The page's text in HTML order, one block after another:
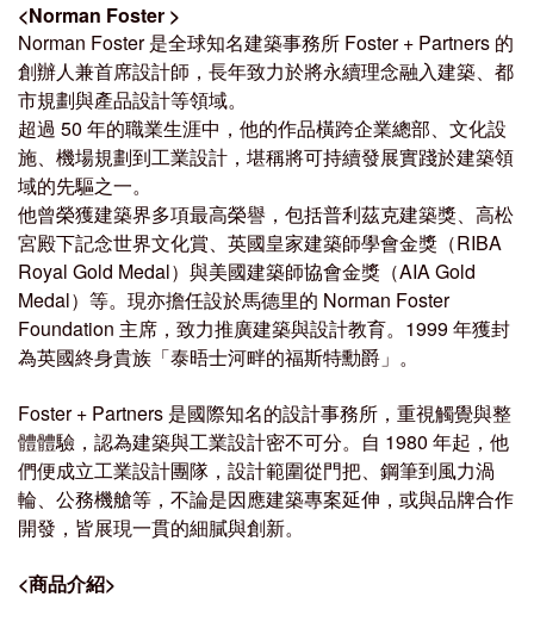
<Norman Foster >
Norman Foster 是全球知名建築事務所 Foster + Partners 的
創辦人兼首席設計師，長年致力於將永續理念融入建築、都
市規劃與產品設計等領域。
超過 50 年的職業生涯中，他的作品橫跨企業總部、文化設
施、機場規劃到工業設計，堪稱將可持續發展實踐於建築領
域的先驅之一。
他曾榮獲建築界多項最高榮譽，包括普利茲克建築獎、高松
宮殿下記念世界文化賞、英國皇家建築師學會金獎（RIBA
Royal Gold Medal）與美國建築師協會金獎（AIA Gold
Medal）等。現亦擔任設於馬德里的 Norman Foster
Foundation 主席，致力推廣建築與設計教育。1999 年獲封
為英國終身貴族「泰晤士河畔的福斯特勳爵」。
Foster + Partners 是國際知名的設計事務所，重視觸覺與整
體體驗，認為建築與工業設計密不可分。自 1980 年起，他
們便成立工業設計團隊，設計範圍從門把、鋼筆到風力渦
輪、公務機艙等，不論是因應建築專案延伸，或與品牌合作
開發，皆展現一貫的細膩與創新。
<商品介紹>